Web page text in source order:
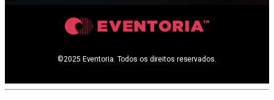
©2025 Eventoria. Todos os direitos reservados.